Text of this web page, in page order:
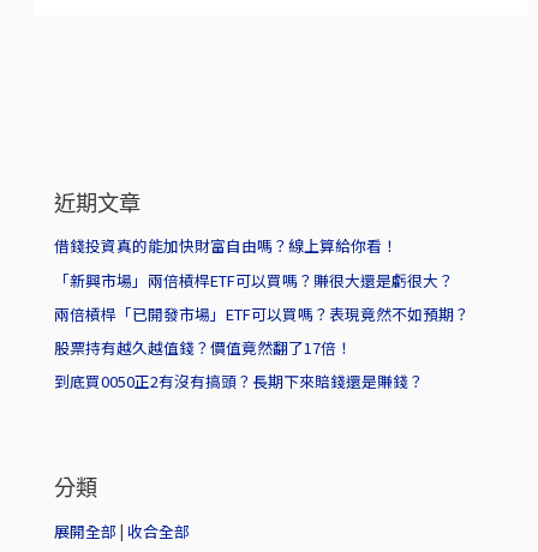
近期文章
借錢投資真的能加快財富自由嗎？線上算給你看！
「新興市場」兩倍槓桿ETF可以買嗎？賺很大還是虧很大？
兩倍槓桿「已開發市場」ETF可以買嗎？表現竟然不如預期？
股票持有越久越值錢？價值竟然翻了17倍！
到底買0050正2有沒有搞頭？長期下來賠錢還是賺錢？
分類
展開全部 |收合全部